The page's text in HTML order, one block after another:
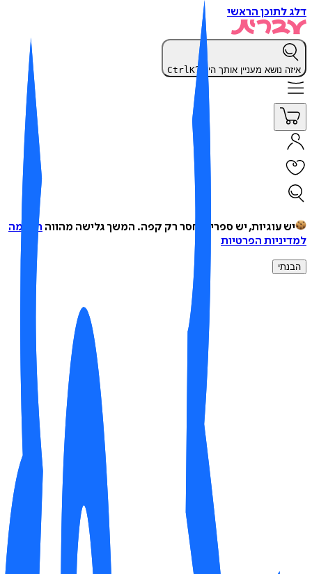
לתוכן הראשי
נושא מעניין אותך היום? Ctrl K
יש עוגיות, יש ספרים, חסר רק קפה.המשך גלישה מהווההסכמה
הפרטיות